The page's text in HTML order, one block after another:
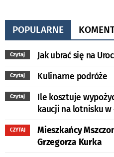
POPULARNE
Czytaj Jak ubrać się na
Czytaj Kulinarne podróże
Czytaj
Ile kosztuje
kaucji na lotnisku w
CZYTAJ
Mieszkańcy
Grzegorza Kurka